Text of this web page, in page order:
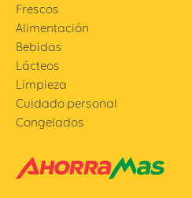
Frescos
Alimentación
Bebidas
Lácteos
Limpieza
Cuidado personal
Congelados